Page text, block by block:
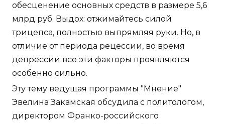
обесценение основных средств в размере 5,6
млрд руб. Выдох: отжимайтесь силой
трицепса, полностью выпрямляя руки. Но, в
отличие от периода рецессии, во время
депрессии все эти факторы проявляются
особенно сильно.
Эту тему ведущая программы "Мнение"
Эвелина Закамская обсудила с политологом,
директором Франко-российского